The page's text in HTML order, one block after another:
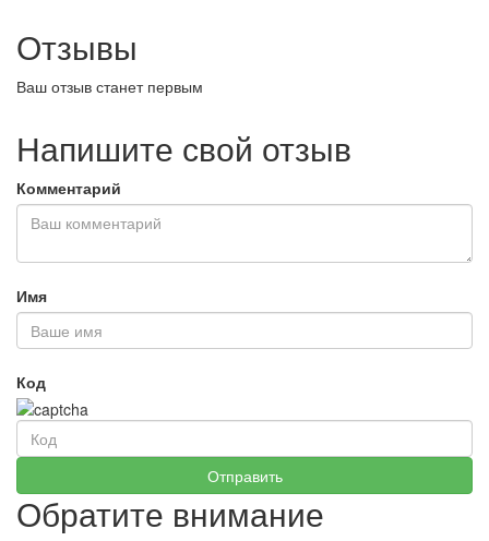
Отзывы
Ваш отзыв станет первым
Напишите свой отзыв
Комментарий
Имя
Код
Обратите внимание